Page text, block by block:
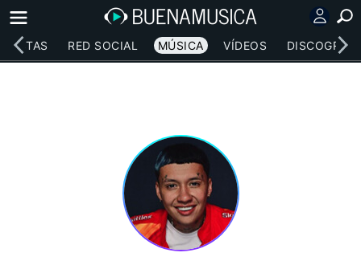
RED SOCIAL MÚSICA VÍDEOS